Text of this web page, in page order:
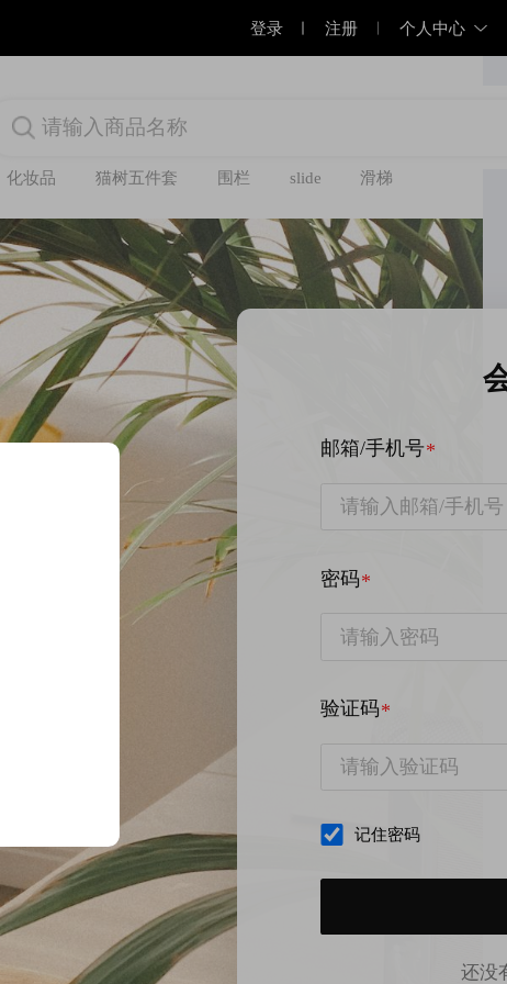
登录 注册 个人中心
化妆品 猫树五件套 围栏 slide 滑梯
邮箱/手机号
密码
验证码
记住密码
还没